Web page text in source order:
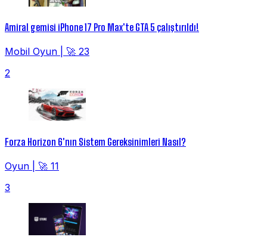
Amiral gemisi iPhone 17 Pro Max'te GTA 5 çalıştırıldı!
Mobil Oyun
🚀 23
2
Forza Horizon 6'nın Sistem Gereksinimleri Nasıl?
Oyun
🚀 11
3